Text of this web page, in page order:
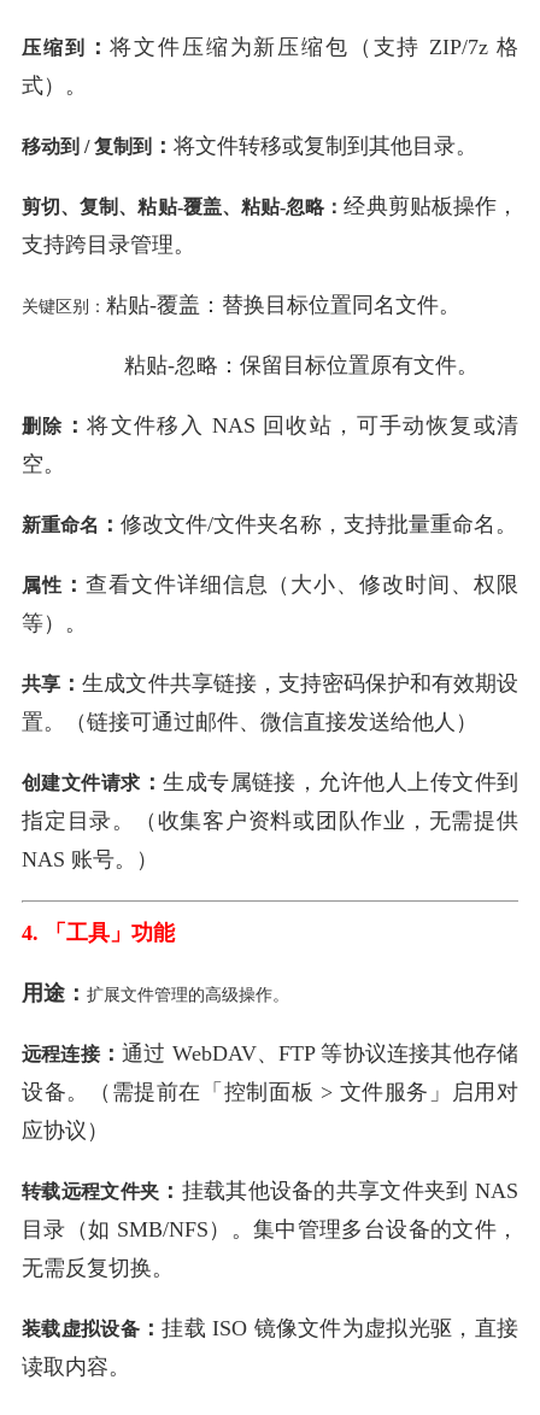
压缩到 ：将文件压缩为新压缩包（支持 ZIP/7z 格
式）。
移动到 / 复制到 ： 将文件转移或复制到其他目录。
剪切、复制、粘贴-覆盖、粘贴-忽略：经典剪贴板操作，
支持跨目录管理。
关键区别： 粘贴-覆盖：替换目标位置同名文件。
粘贴-忽略： 保留目标位置原有文件。
删除 ：将文件移入 NAS 回收站，可手动恢复或清
空。
新重命名 ： 修改文件/文件夹名称，支持批量重命名。
属性 ： 查看文件详细信息（大小、修改时间、权限
等）。
共享 ：生成文件共享链接，支持密码保护和有效期设
置。（链接可通过邮件、微信直接发送给他人）
创建文件请求 ：生成专属链接，允许他人上传文件到
指定目录。（收集客户资料或团队作业，无需提供
NAS 账号。）
4. 「工具」功能
用途： 扩展文件管理的高级操作。
远程连接：通过 WebDAV、FTP 等协议连接其他存储
设备。（需提前在「控制面板 > 文件服务」启用对
应协议）
转载远程文件夹 ： 挂载其他设备的共享文件夹到 NAS
目录（如 SMB/NFS）。集中管理多台设备的文件，
无需反复切换。
装载虚拟设备：挂载 ISO 镜像文件为虚拟光驱，直接
读取内容。